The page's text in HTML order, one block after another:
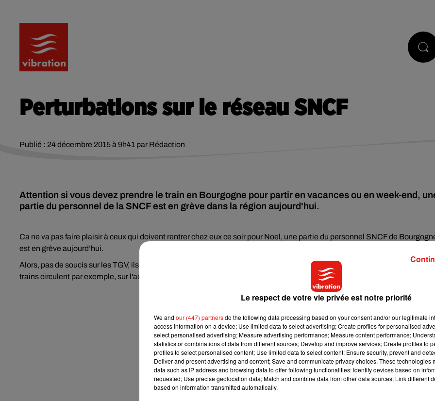
Perturbations sur le réseau SNCF
Publié : 24 décembre 2015 à 9h41 par Rédaction
Attention si vous devez prendre le train en Bourgogne pour partir en vacances ou en week-end,
Ca ne va pas faire plaisir à ceux qui doivent rentrer chez eux ce soir pour Noel, une partie du personnel SNCF de
est en grève aujourd’hui.
Alors, pas de soucis sur les TGV, ils circuleront normalement. En revanche, les TER sont impactés, seulement 60% des
trains circulent par exemple, sur l'axe Montchanin-Paray.
Le respect de votre vie privée est notre priorité
We and our (447) partnersdo the following data processing based on your consent and/or our legitimate
access information on a device; Use limited data to select advertising; Create profiles for personalised
select personalised advertising; Measure advertising performance; Measure content performance;
statistics or combinations of data from different sources; Develop and improve services; Create profiles to
profiles to select personalised content; Use limited data to select content; Ensure security, prevent and
Deliver and present advertising and content; Save and communicate privacy choices. These technologies
data such as IP address and browsing data to offer following functionalities: Identify devices based on
requested; Use precise geolocation data; Match and combine data from other data sources; Link different
based on information transmitted automatically.